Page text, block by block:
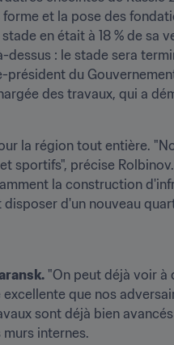
et la pose des
en était à 18 % de sa
: le stade sera
du
des travaux, qui a
la région tout entière.
sportifs", précise
la construction
d'un nouveau
"On peut déjà voir à
que nos
sont déjà bien
internes.